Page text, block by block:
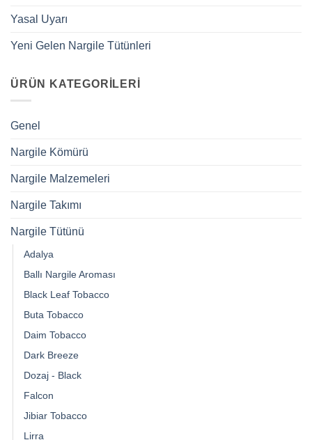
Yasal Uyarı
Yeni Gelen Nargile Tütünleri
ÜRÜN KATEGORILERI
Genel
Nargile Kömürü
Nargile Malzemeleri
Nargile Takımı
Nargile Tütünü
Adalya
Ballı Nargile Aroması
Black Leaf Tobacco
Buta Tobacco
Daim Tobacco
Dark Breeze
Dozaj - Black
Falcon
Jibiar Tobacco
Lirra